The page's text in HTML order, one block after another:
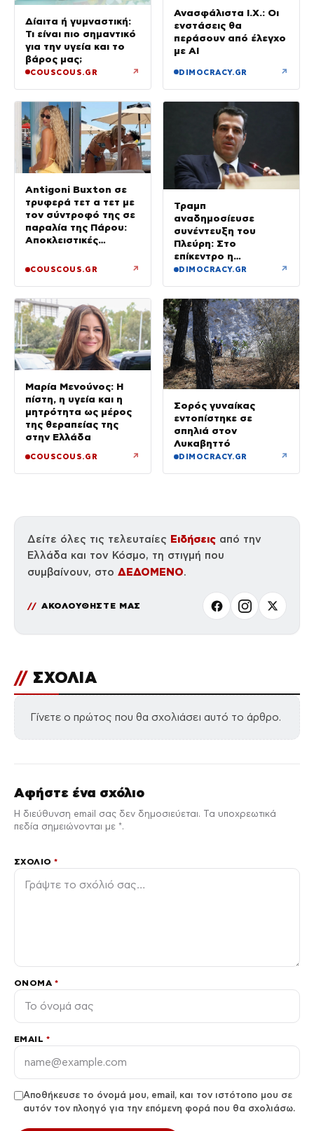
Δίαιτα ή γυμναστική:
Τι είναι πιο σημαντικό
για την υγεία και το
βάρος μας;
COUSCOUS.GR ↗
Ανασφάλιστα Ι.Χ.: Οι
ενστάσεις θα
περάσουν από έλεγχο
με AI
DIMOCRACY.GR ↗
Antigoni Buxton σε
τρυφερά τετ α τετ με
τον σύντροφό της σε
παραλία της Πάρου:
Αποκλειστικές
COUSCOUS.GR ↗
Τραμπ
αναδημοσίευσε
συνέντευξη του
Πλεύρη: Στο
επίκεντρο η
μεταναστευτική
DIMOCRACY.GR ↗
Μαρία Μενούνος: Η
πίστη, η υγεία και η
μητρότητα ως μέρος
της θεραπείας της
στην Ελλάδα
COUSCOUS.GR ↗
Σορός γυναίκας
εντοπίστηκε σε
σπηλιά στον
Λυκαβηττό
DIMOCRACY.GR ↗
Δείτε όλες τις τελευταίες Ειδήσεις από την
Ελλάδα και τον Κόσμο, τη στιγμή που
συμβαίνουν, στο ΔΕΔΟΜΕΝΟ.
ΑΚΟΛΟΥΘΗΣΤΕ ΜΑΣ
// ΣΧΟΛΙΑ
Γίνετε ο πρώτος που θα σχολιάσει αυτό το άρθρο.
Αφήστε ένα σχόλιο
Η διεύθυνση email σας δεν δημοσιεύεται. Τα υποχρεωτικά
πεδία σημειώνονται με *.
ΣΧΌΛΙΟ*
ΌΝΟΜΑ *
EMAIL *
Αποθήκευσε το όνομά μου, email, και τον ιστότοπο μου σε
αυτόν τον πλοηγό για την επόμενη φορά που θα σχολιάσω.